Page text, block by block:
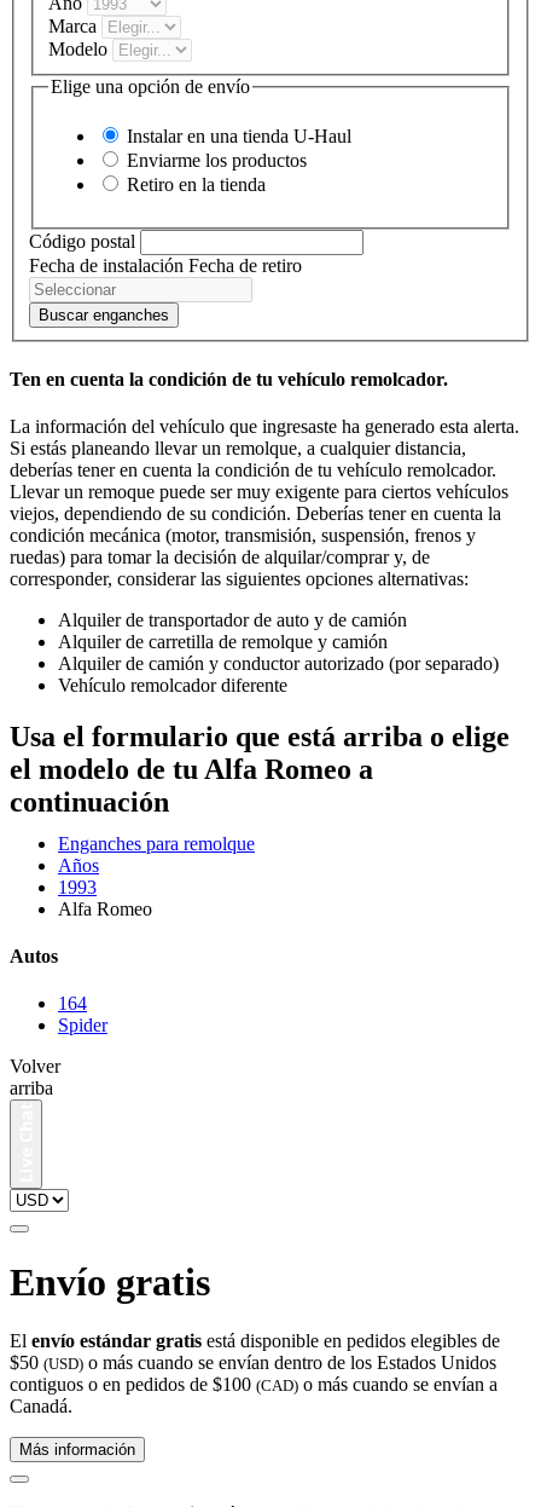
Marca
Modelo
Elige una opción de envío
Instalar en una tienda U-Haul
Enviarme los productos
Retiro en la tienda
Código postal
Fecha de instalación Fecha de retiro
Buscar enganches
Ten en cuenta la condición de tu vehículo remolcador.
La información del vehículo que ingresaste ha generado esta alerta.
Si estás planeando llevar un remolque, a cualquier distancia,
deberías tener en cuenta la condición de tu vehículo remolcador.
Llevar un remoque puede ser muy exigente para ciertos vehículos
viejos, dependiendo de su condición. Deberías tener en cuenta la
condición mecánica (motor, transmisión, suspensión, frenos y
ruedas) para tomar la decisión de alquilar/comprar y, de
corresponder, considerar las siguientes opciones alternativas:
Alquiler de transportador de auto y de camión
Alquiler de carretilla de remolque y camión
Alquiler de camión y conductor autorizado (por separado)
Vehículo remolcador diferente
Usa el formulario que está arriba o elige
el modelo de tu Alfa Romeo a
continuación
Enganches para remolque
Años
1993
Alfa Romeo
Autos
164
Spider
Volver
arriba
Envío gratis
El envío estándar gratis está disponible en pedidos elegibles de
$50 (USD) o más cuando se envían dentro de los Estados Unidos
contiguos o en pedidos de $100 (CAD) o más cuando se envían a
Canadá.
Más información